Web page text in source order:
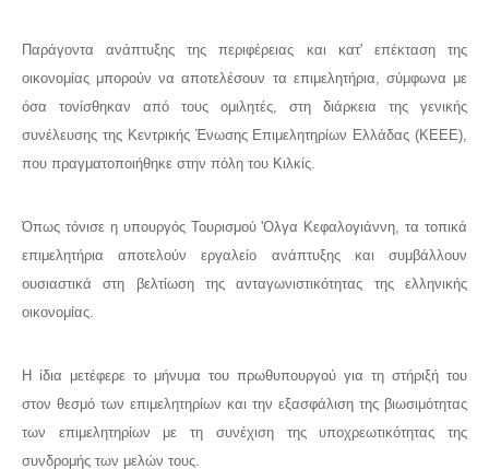
Παράγοντα ανάπτυξης της περιφέρειας και κατ' επέκταση της
οικονομίας μπορούν να αποτελέσουν τα επιμελητήρια, σύμφωνα με
όσα τονίσθηκαν από τους ομιλητές, στη διάρκεια της γενικής
συνέλευσης της Κεντρικής Ένωσης Επιμελητηρίων Ελλάδας (ΚΕΕΕ),
που πραγματοποιήθηκε στην πόλη του Κιλκίς.
Όπως τόνισε η υπουργός Τουρισμού 'Ολγα Κεφαλογιάννη, τα τοπικά
επιμελητήρια αποτελούν εργαλείο ανάπτυξης και συμβάλλουν
ουσιαστικά στη βελτίωση της ανταγωνιστικότητας της ελληνικής
οικονομίας.
Η ίδια μετέφερε το μήνυμα του πρωθυπουργού για τη στήριξή του
στον θεσμό των επιμελητηρίων και την εξασφάλιση της βιωσιμότητας
των επιμελητηρίων με τη συνέχιση της υποχρεωτικότητας της
συνδρομής των μελών τους.